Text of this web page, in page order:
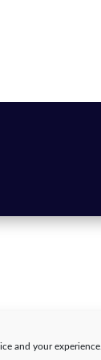
and your experience.